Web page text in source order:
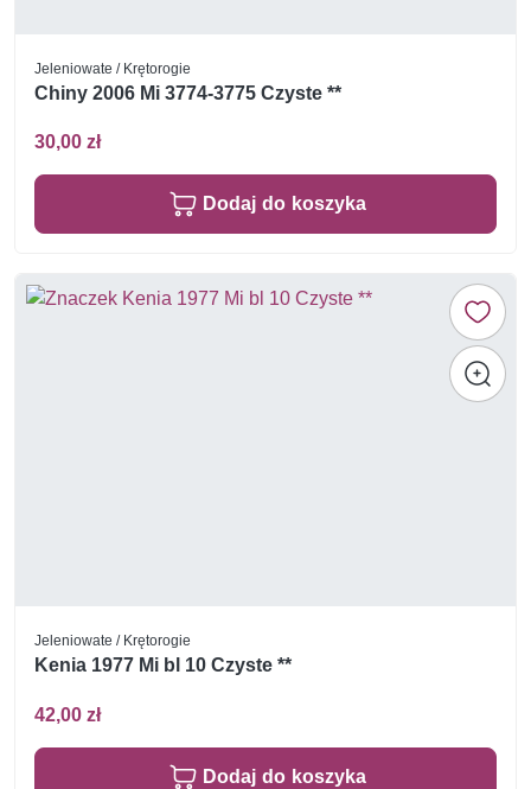
Jeleniowate / Krętorogie
Chiny 2006 Mi 3774-3775 Czyste **
30,00 zł
Dodaj do koszyka
Jeleniowate / Krętorogie
Kenia 1977 Mi bl 10 Czyste **
42,00 zł
Dodaj do koszyka